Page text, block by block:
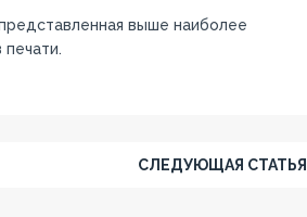
выше наиболее
СЛЕДУЮЩАЯ СТАТЬЯ